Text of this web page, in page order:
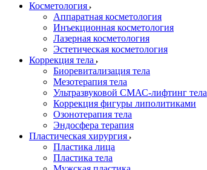
Косметология
Аппаратная косметология
Инъекционная косметология
Лазерная косметология
Эстетическая косметология
Коррекция тела
Биоревитализация тела
Мезотерапия тела
Ультразвуковой СМАС-лифтинг тела
Коррекция фигуры липолитиками
Озонотерапия тела
Эндосфера терапия
Пластическая хирургия
Пластика лица
Пластика тела